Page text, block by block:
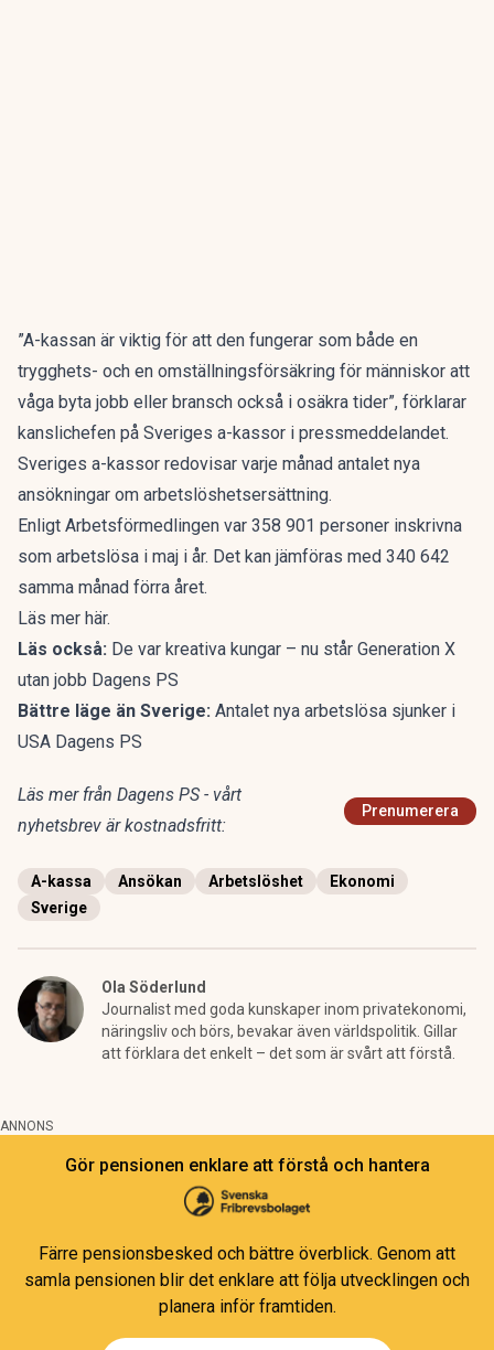
”A-kassan är viktig för att den fungerar som både en
trygghets- och en omställningsförsäkring för människor att
våga byta jobb eller bransch också i osäkra tider”, förklarar
kanslichefen på Sveriges a-kassor i pressmeddelandet.
Sveriges a-kassor redovisar varje månad antalet nya
ansökningar om arbetslöshetsersättning.
Enligt Arbetsförmedlingen var 358 901 personer inskrivna
som arbetslösa i maj i år. Det kan jämföras med 340 642
samma månad förra året.
Läs mer här.
Läs också: De var kreativa kungar – nu står Generation X
utan jobb Dagens PS
Bättre läge än Sverige: Antalet nya arbetslösa sjunker i
USA Dagens PS
Läs mer från Dagens PS - vårt
nyhetsbrev är kostnadsfritt:
Prenumerera
A-kassa Ansökan Arbetslöshet
Ekonomi
Sverige
Ola Söderlund
Journalist med goda kunskaper inom privatekonomi,
näringsliv och börs, bevakar även världspolitik. Gillar
att förklara det enkelt – det som är svårt att förstå.
ANNONS
Gör pensionen enklare att förstå och hantera
Färre pensionsbesked och bättre överblick. Genom att
samla pensionen blir det enklare att följa utvecklingen och
planera inför framtiden.